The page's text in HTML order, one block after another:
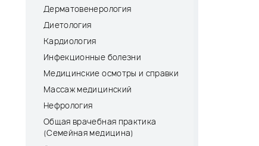
Дерматовенерология
Диетология
Кардиология
Инфекционные болезни
Медицинские осмотры и справки
Массаж медицинский
Нефрология
Общая врачебная практика
(Семейная медицина)